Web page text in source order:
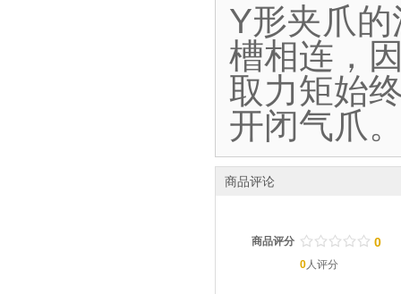
Y形夹爪
槽相连，
取力矩始
开闭气爪
商品评论
商品评分 / / / / /
. . . . . 0
0人评分